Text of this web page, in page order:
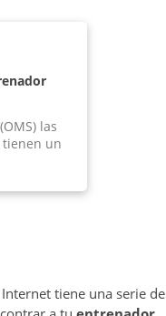
las
un
tiene una serie de